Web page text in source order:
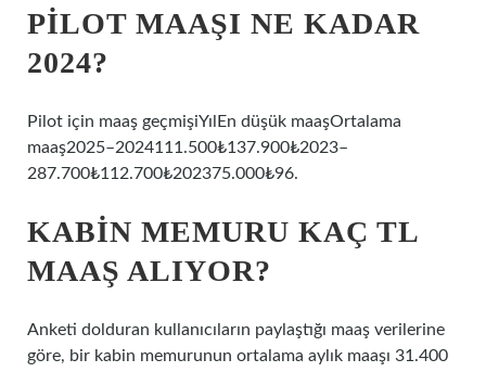
PILOT MAAŞI NE KADAR
2024?
Pilot için maaş geçmişiYılEn düşük maaşOrtalama
maaş2025–2024111.500₺137.900₺2023–
287.700₺112.700₺202375.000₺96.
KABIN MEMURU KAÇ TL
MAAŞ ALIYOR?
Anketi dolduran kullanıcıların paylaştığı maaş verilerine
göre, bir kabin memurunun ortalama aylık maaşı 31.400